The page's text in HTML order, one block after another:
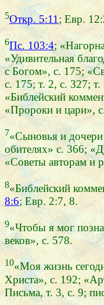
5Откр. 5:11; Евр.
6Пс. 103:4;
«Удивительная
с Богом», с. 175;
с. 175; т. 2, с. 327;
«Библейский
«Пророки и цари»,
7«Сыновья и
обителях» с. 366;
«Советы авторам и
8«Библейский
8:6; Евр. 2:7, 8.
9«Чтобы я мог
веков», с. 578.
10«Моя жизнь
Христа», с. 192;
Письма, т. 3, с. 9;